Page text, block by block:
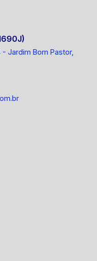
- Jardim Bom Pastor,